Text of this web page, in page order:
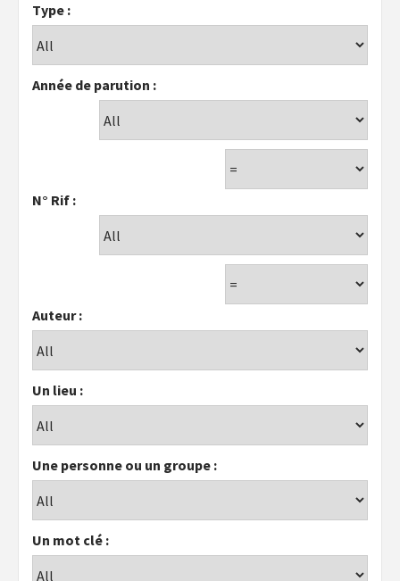
Type :
Année de parution :
N° Rif :
Auteur :
Un lieu :
Une personne ou un groupe :
Un mot clé :